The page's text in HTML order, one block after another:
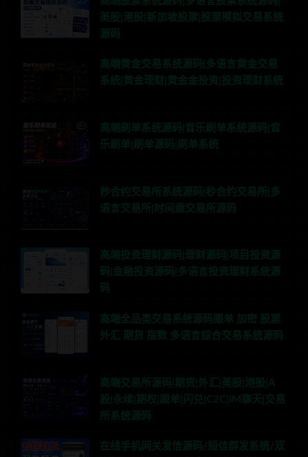
美股|港股|新加坡股票|股票模拟交易系统
源码
高端黄金交易系统源码|多语言黄金交易
系统|黄金理财|黄金金投资|投资理财系统
高端刷单系统源码|音乐刷单系统源码|音
乐刷单|刷单源码|刷单系统
秒合约交易所系统源码|秒合约交易所|多
语言交易所|时间盘交易所源码
高端投资理财源码|理财源码|项目投资源
码|金融投资源码|多语言投资理财系统源
码
高端全品类交易系统源码跟单 加密 股票
外汇 期货 指数 多语言综合交易系统源码
高端交易所源码|期货|外汇|美股|港股|A
股|永续|期权|跟单|闪兑|C2C|IM聊天|交易
所系统源码
在线手机网关发信源码/短信群发系统/双